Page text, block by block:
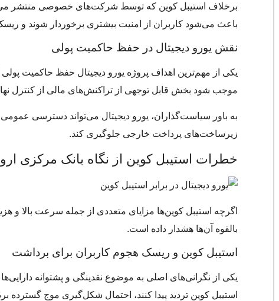
برخلاف استیبل کوین که توسط شرکت‌های خصوصی منتشر
باعث می‌شود کاربران از امنیت بیشتری برخوردار شوند و
نقش یورو دیجیتال در حفظ حاکمیت پولی
یکی از مهم‌ترین اهداف پروژه یورو دیجیتال حفظ حاکمیت
موجب شود بخش قابل توجهی از تراکنش‌های مالی از کنترل
به باور سیاست‌گذاران، یورو دیجیتال می‌تواند دسترسی
زیرساخت‌های پرداخت خارجی جلوگیری کند.
خطرات استیبل کوین از نگاه بانک مرکزی
اگرچه استیبل کوین‌ها مزایای متعددی از جمله سرعت بالا و
بالقوه آن‌ها هشدار داده است.
استیبل کوین و ریسک هجوم کاربران برای برداشت
یکی از نگرانی‌های اصلی به موضوع نقدینگی و پشتوانه
استیبل کوین تردید پیدا کنند، احتمال شکل‌گیری موج گسترده